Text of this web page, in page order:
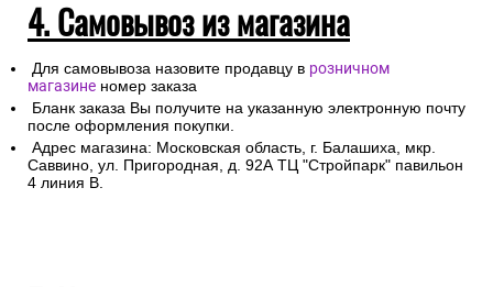
4. Самовывоз из магазина
Для самовывоза назовите продавцу в
магазиненомер заказа
Бланк заказа Вы получите на указанную электронную почту
после оформления покупки.